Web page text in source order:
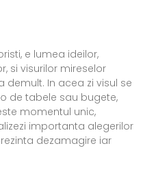
e lumea ideilor,
si visurilor mireselor
demult. In acea zi visul se
de tabele sau bugete,
momentul unic,
importanta alegerilor
dezamagire iar